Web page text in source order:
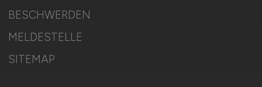
BESCHWERDEN
MELDESTELLE
SITEMAP